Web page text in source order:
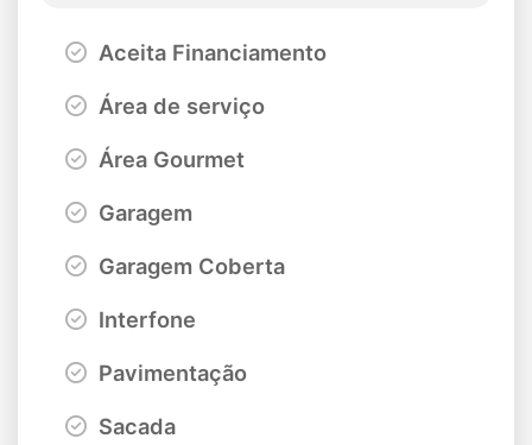
Aceita Financiamento
Área de serviço
Área Gourmet
Garagem
Garagem Coberta
Interfone
Pavimentação
Sacada